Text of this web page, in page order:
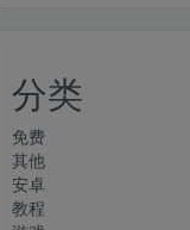
分类
免费
其他
安卓
教程